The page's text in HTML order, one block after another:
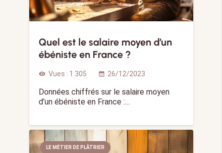
Quel est le salaire moyen d’un
ébéniste en France ?
visibility Vues : 1 305 calendar_month 26/12/2023
Données chiffrés sur le salaire moyen
d’un ébéniste en France :…
LE MÉTIER DE PLÂTRIER